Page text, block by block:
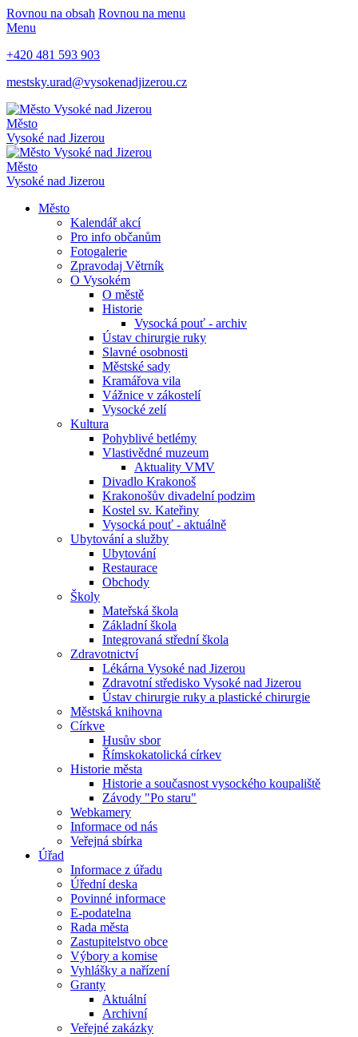
Rovnou na obsah Rovnou na menu
Menu
+420 481 593 903
mestsky.urad@vysokenadjizerou.cz
Město
Vysoké nad Jizerou
Město
Vysoké nad Jizerou
Město
Kalendář akcí
Pro info občanům
Fotogalerie
Zpravodaj Větrník
O Vysokém
O městě
Historie
Vysocká pouť - archiv
Ústav chirurgie ruky
Slavné osobnosti
Městské sady
Kramářova vila
Vážnice v zákostelí
Vysocké zelí
Kultura
Pohyblivé betlémy
Vlastivědné muzeum
Aktuality VMV
Divadlo Krakonoš
Krakonošův divadelní podzim
Kostel sv. Kateřiny
Vysocká pouť - aktuálně
Ubytování a služby
Ubytování
Restaurace
Obchody
Školy
Mateřská škola
Základní škola
Integrovaná střední škola
Zdravotnictví
Lékárna Vysoké nad Jizerou
Zdravotní středisko Vysoké nad Jizerou
Ústav chirurgie ruky a plastické chirurgie
Městská knihovna
Církve
Husův sbor
Římskokatolická církev
Historie města
Historie a současnost vysockého koupaliště
Závody "Po staru"
Webkamery
Informace od nás
Veřejná sbírka
Úřad
Informace z úřadu
Úřední deska
Povinné informace
E-podatelna
Rada města
Zastupitelstvo obce
Výbory a komise
Vyhlášky a nařízení
Granty
Aktuální
Archivní
Veřejné zakázky